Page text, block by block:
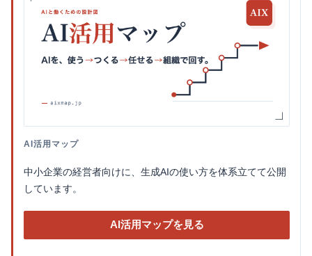
AI活用マップ
中小企業の経営者向けに、生成AIの使い方を体系立てて公開
しています。
AI活用マップを見る